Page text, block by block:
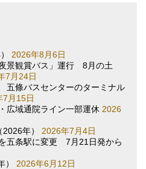
2026年8月6日
景観賞バス」運行 8月の土
7月24日
條バスセンターのターミナル
7月15日
広域通院ライン一部運休 2026
年）
2026年7月4日
五条駅に変更 7月21日発から
2026年6月12日